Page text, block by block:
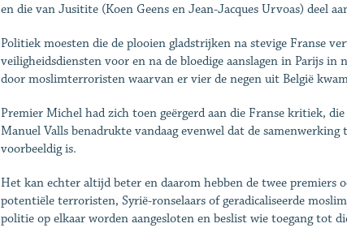
en die van Jusitite (Koen Geens en Jean-Jacques Urvoas) deel
Politiek moesten die de plooien gladstrijken na stevige Franse
veiligheidsdiensten voor en na de bloedige aanslagen in Parijs
door moslimterroristen waarvan er vier de negen uit België
Premier Michel had zich toen geërgerd aan die Franse kritiek,
Manuel Valls benadrukte vandaag evenwel dat de
voorbeeldig is.
Het kan echter altijd beter en daarom hebben de twee
potentiële terroristen, Syrië-ronselaars of geradicaliseerde
politie op elkaar worden aangesloten en beslist wie toegang tot